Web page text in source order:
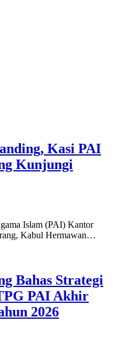
Kasi PAI
Kunjungi
Islam (PAI) Kantor
Kabul Hermawan…
Bahas Strategi
PAI Akhir
2026